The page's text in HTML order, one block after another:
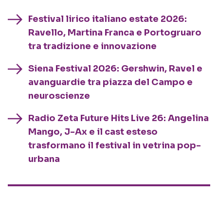
Festival lirico italiano estate 2026:
Ravello, Martina Franca e Portogruaro
tra tradizione e innovazione
Siena Festival 2026: Gershwin, Ravel e
avanguardie tra piazza del Campo e
neuroscienze
Radio Zeta Future Hits Live 26: Angelina
Mango, J-Ax e il cast esteso
trasformano il festival in vetrina pop-
urbana